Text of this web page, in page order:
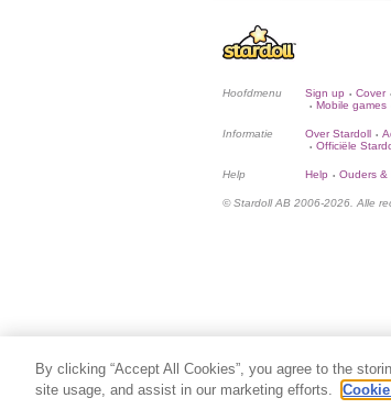
Hoofdmenu Sign up • Cover •
• Mobile games
Informatie Over Stardoll •
• Officiële
Help Help • Ouders &
© Stardoll AB 2006-2026. Alle
By clicking “Accept All Cookies”, you agree to the
site usage, and assist in our marketing efforts.